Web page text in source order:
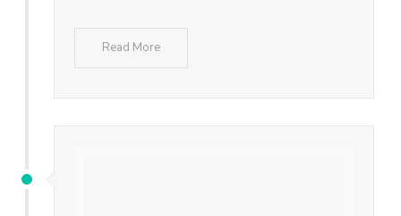
Read More